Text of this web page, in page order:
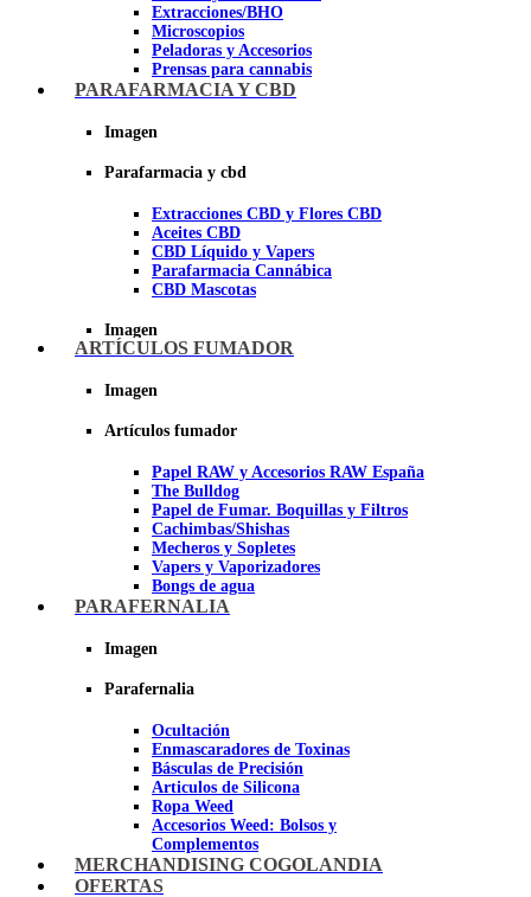
Extracciones/BHO
Microscopios
Peladoras y Accesorios
Prensas para cannabis
Secadores de cogollos
PARAFARMACIA Y CBD
Imagen
Parafarmacia y cbd
Extracciones CBD y Flores CBD
Aceites CBD
CBD Líquido y Vapers
Parafarmacia Cannábica
CBD Mascotas
Imagen
ARTÍCULOS FUMADOR
Imagen
Artículos fumador
Papel RAW y Accesorios RAW España
The Bulldog
Papel de Fumar. Boquillas y Filtros
Cachimbas/Shishas
Mecheros y Sopletes
Vapers y Vaporizadores
Bongs de agua
Bandejas para liar
Ceniceros para Fumadores
Pipas BHO
Dabbers
Imagen
PARAFERNALIA
Imagen
Parafernalia
Ocultación
Enmascaradores de Toxinas
Básculas de Precisión
Articulos de Silicona
Ropa Weed
Accesorios Weed: Bolsos y
Complementos
Cannabuds
Inciensos
MERCHANDISING COGOLANDIA
OFERTAS